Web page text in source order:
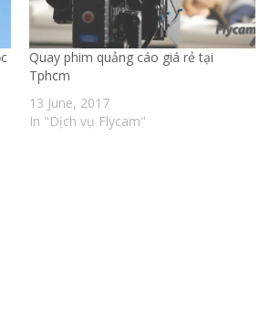
Quay phim quảng cáo giá rẻ tại
Tphcm
13 June, 2017
In "Dịch vụ Flycam"